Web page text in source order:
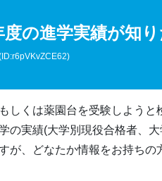
度の進学実績が知
しくは薬園台を受験しようと
の実績(大学別現役合格者、
が、どなたか情報をお持ちの